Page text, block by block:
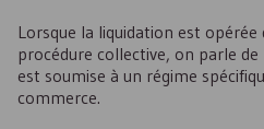
Lorsque la liquidation est opérée
procédure collective, on parle
est soumise à un régime
commerce.